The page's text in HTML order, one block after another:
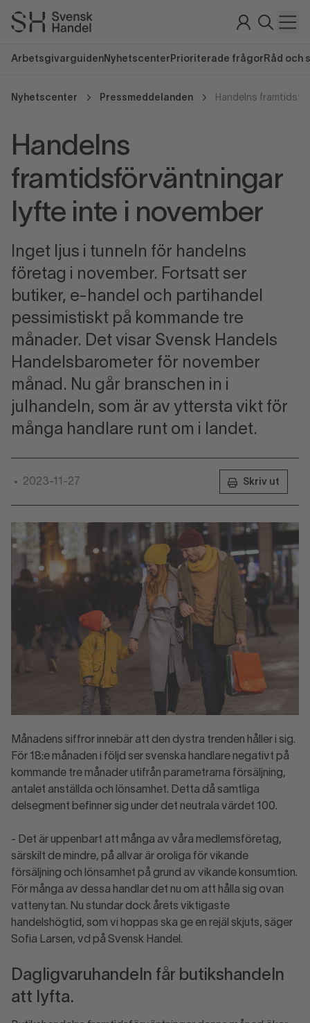
Arbetsgivarguiden Nyhetscenter Prioriterade frågor Råd och
Nyhetscenter Pressmeddelanden
Handelns
framtidsförväntningar
lyfte inte i november
Inget ljus i tunneln för handelns
företag i november. Fortsatt ser
butiker, e-handel och partihandel
pessimistiskt på kommande tre
månader. Det visar Svensk Handels
Handelsbarometer för november
månad. Nu går branschen in i
julhandeln, som är av yttersta vikt för
många handlare runt om i landet.
• 2023-11-27 Skriv ut
Månadens siffror innebär att den dystra trenden håller i sig.
För 18:e månaden i följd ser svenska handlare negativt på
kommande tre månader utifrån parametrarna försäljning,
antalet anställda och lönsamhet. Detta då samtliga
delsegment befinner sig under det neutrala värdet 100.
- Det är uppenbart att många av våra medlemsföretag,
särskilt de mindre, på allvar är oroliga för vikande
försäljning och lönsamhet på grund av vikande konsumtion.
För många av dessa handlar det nu om att hålla sig ovan
vattenytan. Nu stundar dock årets viktigaste
handelshögtid, som vi hoppas ska ge en rejäl skjuts, säger
Sofia Larsen, vd på Svensk Handel.
Dagligvaruhandeln får butikshandeln
att lyfta.